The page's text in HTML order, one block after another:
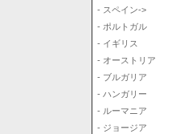
- スペイン->
- ポルトガル
- イギリス
- オーストリア
- ブルガリア
- ハンガリー
- ルーマニア
- ジョージア